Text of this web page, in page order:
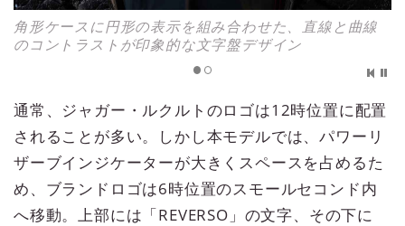
角形ケースに円形の表示を組み合わせた、直線と曲線
のコントラストが印象的な文字盤デザイン
通常、ジャガー・ルクルトのロゴは12時位置に配置
されることが多い。しかし本モデルでは、パワーリ
ザーブインジケーターが大きくスペースを占めるた
め、ブランドロゴは6時位置のスモールセコンド内
へ移動。上部には「REVERSO」の文字、その下に